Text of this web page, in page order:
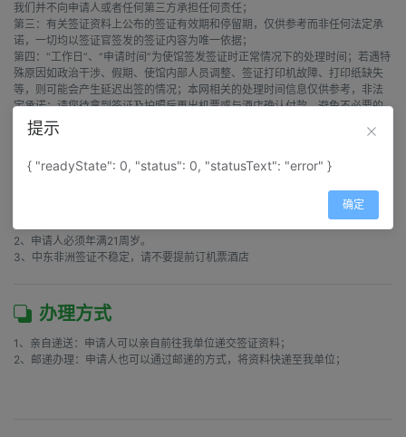
我们并不向申请人或者任何第三方承担任何责任；
第三：有关签证资料上公布的签证有效期和停留期，仅供参考而非任何法定承
诺，一切均以签证官签发的签证内容为唯一依据；
第四：“工作日”、“申请时间”为使馆签发签证时正常情况下的处理时间；若遇特
殊原因如政治干涉、假期、使馆内部人员调整、签证打印机故障、打印纸缺失
等，则可能会产生延迟出签的情况；本网相关的处理时间信息仅供参考，非法
定承诺；请您待拿到签证及护照后再出机票或与酒店确认付款，避免不必要的
损失，寰宇天涯旅游网不承担签证以外其它费用；
amp
1、女性加收200元
2、申请人必须年满21周岁。
3、中东非洲签证不稳定，请不要提前订机票酒店
办理方式
1、亲自递送：申请人可以亲自前往我单位递交签证资料；
2、邮递办理：申请人也可以通过邮递的方式，将资料快递至我单位；
提示
{ "readyState": 0, "status": 0, "statusText": "error" }
确定